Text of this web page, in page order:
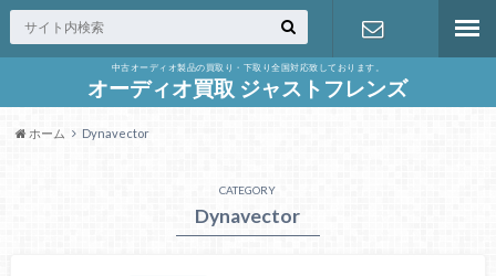
中古オーディオ製品の買取り・下取り全国対応致しております。
オーディオ買取 ジャストフレンズ
お問合せ
ホーム Dynavector
CATEGORY
Dynavector